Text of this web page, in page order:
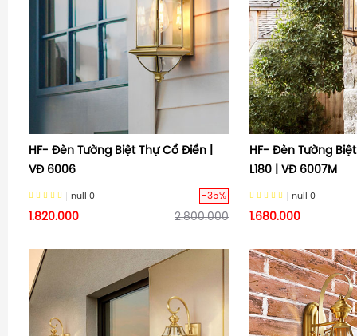
HF- Đèn Tường Biệt Thự Cổ Điển |
VĐ 6006
null 0 -35%
1.820.000 2.800.000
HF- Đèn Tường
L180 | VĐ 6007M
null 0
1.680.000